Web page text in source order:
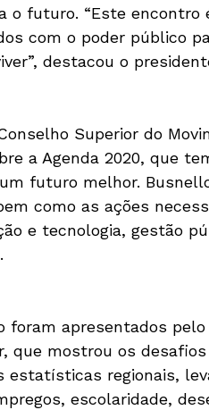
o futuro. “Este encontro
com o poder público
destacou o
Superior do
a Agenda 2020, que
futuro melhor.
como as ações
e tecnologia, gestão
foram apresentados
que mostrou os
estatísticas regionais,
escolaridade,